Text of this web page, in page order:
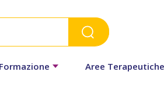
Aree Terapeutiche